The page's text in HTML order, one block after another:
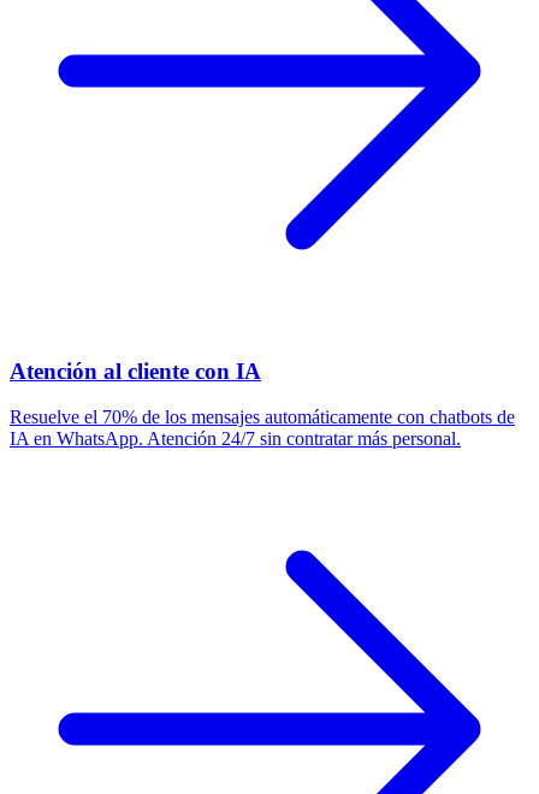
Atención al cliente con IA
Resuelve el 70% de los mensajes automáticamente con chatbots de
IA en WhatsApp. Atención 24/7 sin contratar más personal.